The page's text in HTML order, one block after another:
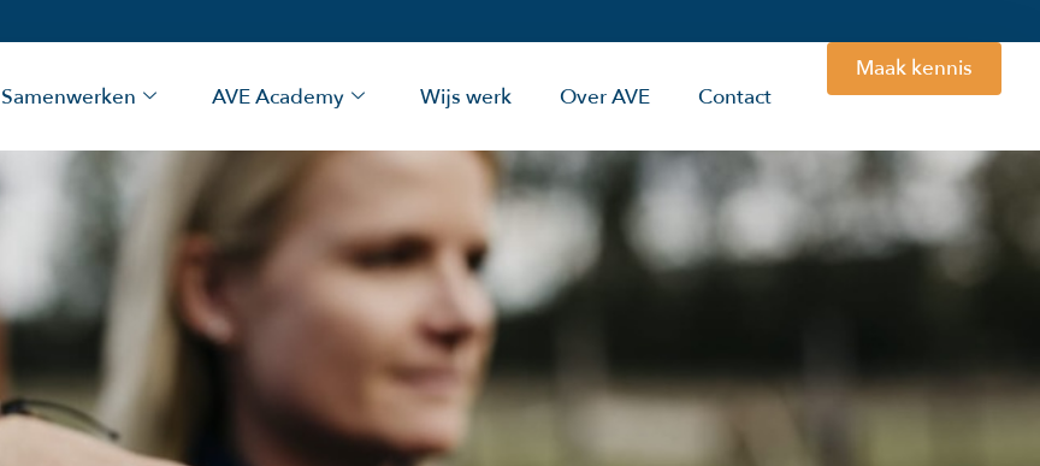
Samenwerken AVE Academy Wijs werk Over AVE Contact
Maak kennis